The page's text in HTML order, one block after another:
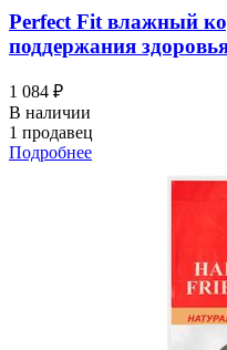
Perfect Fit влажный
поддержания
1 084 ₽
В наличии
1 продавец
Подробнее